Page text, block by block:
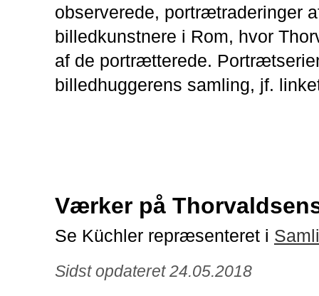
observerede, portrætraderinger
billedkunstnere i Rom, hvor
af de portrætterede.
billedhuggerens samling, jf.
Værker på
Se Küchler repræsenteret i
Sidst opdateret 24.05.2018